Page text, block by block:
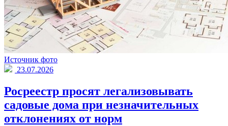
Источник фото
23.07.2026
Росреестр просят легализовывать
садовые дома при незначительных
отклонениях от норм